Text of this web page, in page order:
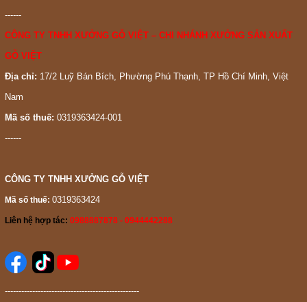
------
CÔNG TY TNHH XƯỞNG GỖ VIỆT – CHI NHÁNH XƯỞNG SẢN XUẤT
GỖ VIỆT
Địa chỉ: 17/2 Luỹ Bán Bích, Phường Phú Thạnh, TP Hồ Chí Minh, Việt
Nam
Mã số thuế: 0319363424-001
------
CÔNG TY TNHH XƯỞNG GỖ VIỆT
Mã số thuế: 0319363424
Liên hệ hợp tác: 0988887878 - 0944442288
-------------------------------------------------